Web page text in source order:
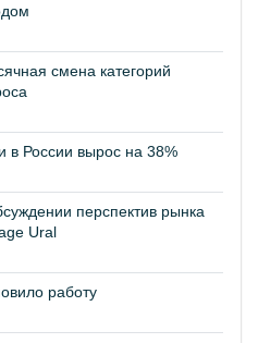
смена категорий
в России вырос на 38%
перспектив рынка
Ural
работу